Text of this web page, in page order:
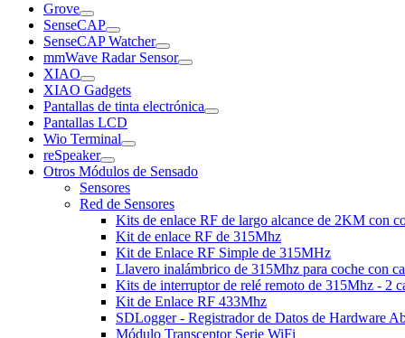
Grove
SenseCAP
SenseCAP Watcher
mmWave Radar Sensor
XIAO
XIAO Gadgets
Pantallas de tinta electrónica
Pantallas LCD
Wio Terminal
reSpeaker
Otros Módulos de Sensado
Sensores
Red de Sensores
Kits de enlace RF de largo alcance de 2KM con
Kit de enlace RF de 315Mhz
Kit de Enlace RF Simple de 315MHz
Llavero inalámbrico de 315Mhz para coche con
Kits de interruptor de relé remoto de 315Mhz - 2
Kit de Enlace RF 433Mhz
SDLogger - Registrador de Datos de Hardware
Módulo Transceptor Serie WiFi